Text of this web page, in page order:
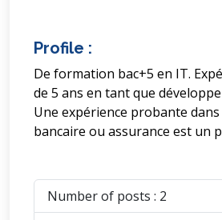
Profile :
De formation bac+5 en IT.
de 5 ans en tant que
Une expérience probante
bancaire ou assurance est un
Number of posts : 2